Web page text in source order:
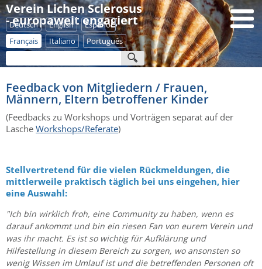
Verein Lichen Sclerosus
- europaweit engagiert
Deutsch English
Español
Français
Italiano Português
Feedback von Mitgliedern / Frauen,
Männern, Eltern betroffener Kinder
(Feedbacks zu Workshops und Vorträgen separat auf der
Lasche Workshops/Referate)
Stellvertretend für die vielen Rückmeldungen, die
mittlerweile praktisch täglich bei uns eingehen, hier
eine Auswahl:
"Ich bin wirklich froh, eine Community zu haben, wenn es
darauf ankommt und bin ein riesen Fan von eurem Verein und
was ihr macht. Es ist so wichtig für Aufklärung und
Hilfestellung in diesem Bereich zu sorgen, wo ansonsten so
wenig Wissen im Umlauf ist und die betreffenden Personen oft